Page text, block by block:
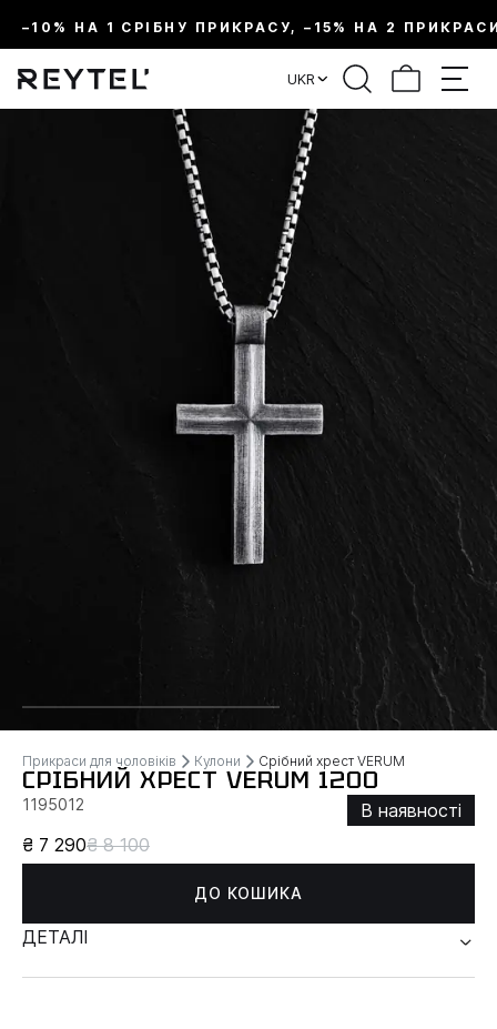
–10% НА 1 СРІБНУ ПРИКРАСУ, –15% НА 2
UKR
Прикраси для чоловіків Кулони Срібний хрест VERUM
СРІБНИЙ ХРЕСТ VERUM 1200
1195012
В наявності
₴ 7 290₴ 8 100
ДО КОШИКА
ДЕТАЛІ